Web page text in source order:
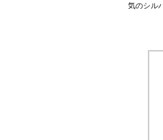
気のシル